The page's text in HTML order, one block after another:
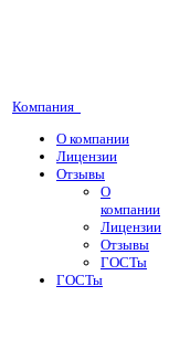
Компания
О компании
Лицензии
Отзывы
О
компании
Лицензии
Отзывы
ГОСТы
ГОСТы